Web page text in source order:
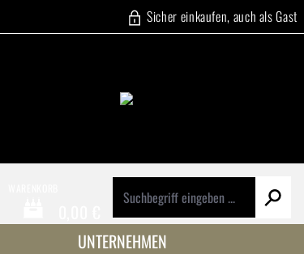
Sicher einkaufen, auch als Gast
Warenkorb enthält 0 Positionen. Der Gesamtwert
UNTERNEHMEN